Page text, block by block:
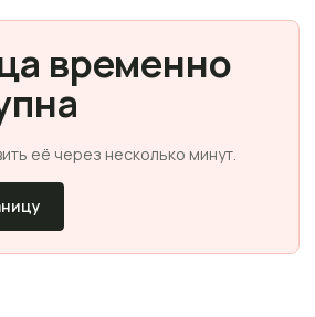
временно
её через несколько минут.